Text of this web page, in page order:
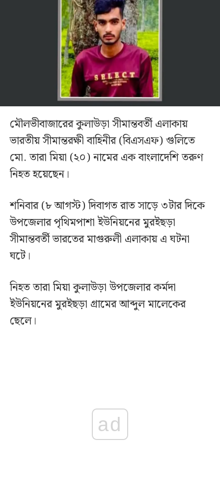
মৌলভীবাজারের কুলাউড়া সীমান্তবর্তী এলাকায়
ভারতীয় সীমান্তরক্ষী বাহিনীর (বিএসএফ) গুলিতে
মো. তারা মিয়া (২০) নামের এক বাংলাদেশি তরুণ
নিহত হয়েছেন।
শনিবার (৮ আগস্ট) দিবাগত রাত সাড়ে ৩টার দিকে
উপজেলার পৃথিমপাশা ইউনিয়নের মুরইছড়া
সীমান্তবর্তী ভারতের মাগুরুলী এলাকায় এ ঘটনা
ঘটে।
নিহত তারা মিয়া কুলাউড়া উপজেলার কর্মদা
ইউনিয়নের মুরইছড়া গ্রামের আব্দুল মালেকের
ছেলে।
ad